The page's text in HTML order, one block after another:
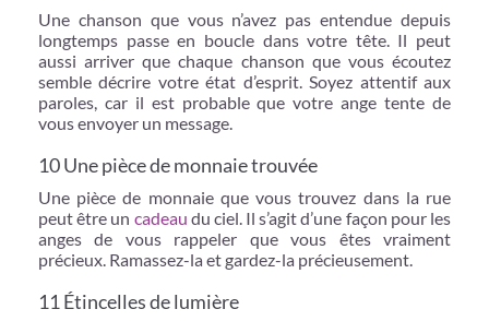
Une chanson que vous n’avez pas entendue depuis
longtemps passe en boucle dans votre tête. Il peut
aussi arriver que chaque chanson que vous écoutez
semble décrire votre état d’esprit. Soyez attentif aux
paroles, car il est probable que votre ange tente de
vous envoyer un message.
10 Une pièce de monnaie trouvée
Une pièce de monnaie que vous trouvez dans la rue
peut être un cadeau du ciel. Il s’agit d’une façon pour les
anges de vous rappeler que vous êtes vraiment
précieux. Ramassez-la et gardez-la précieusement.
11 Étincelles de lumière